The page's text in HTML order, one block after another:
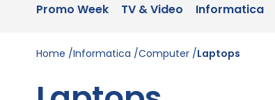
Promo Week TV & Video Informatica
Home Informatica Computer Laptops